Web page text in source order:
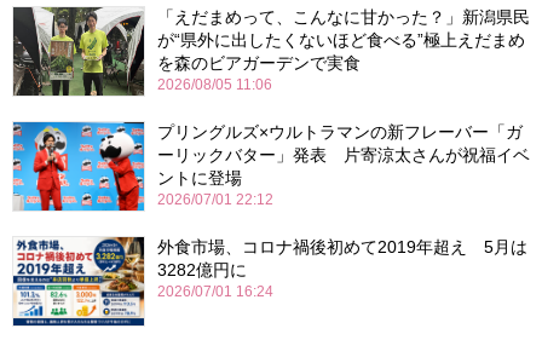
「えだまめって、こんなに甘かった？」新潟県民
が“県外に出したくないほど食べる”極上えだまめ
を森のビアガーデンで実食
2026/08/05 11:06
プリングルズ×ウルトラマンの新フレーバー「ガ
ーリックバター」発表 片寄涼太さんが祝福イベ
ントに登場
2026/07/01 22:12
外食市場、コロナ禍後初めて2019年超え 5月は
3282億円に
2026/07/01 16:24